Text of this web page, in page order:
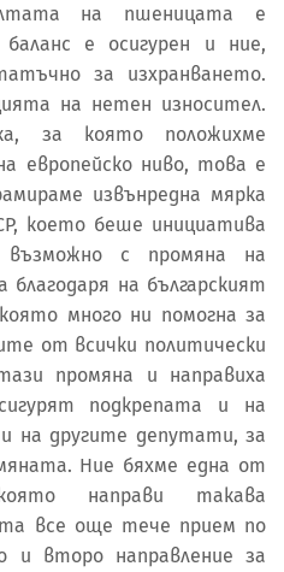
на пшеницата е
е осигурен и ние,
за изхранването.
на нетен износител.
за която положихме
европейско ниво, това е
извънредна мярка
което беше инициатива
с промяна на
благодаря на българският
много ни помогна за
от всички политически
промяна и направиха
подкрепата и на
на другите депутати, за
Ние бяхме една от
направи такава
все още тече прием по
и второ направление за